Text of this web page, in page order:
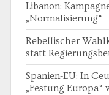
Libanon:
„Normalisierung“
Rebellischer
statt
Spanien-EU: In
„Festung Europa“